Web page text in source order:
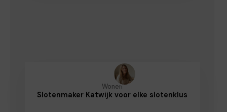
Wonen
Slotenmaker Katwijk voor elke slotenklus